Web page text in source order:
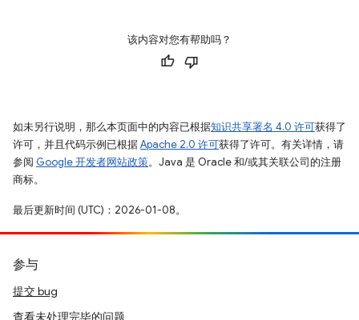
该内容对您有帮助吗？
如未另行说明，那么本页面中的内容已根据知识共享署名 4.0 许可获得了
许可，并且代码示例已根据Apache 2.0 许可获得了许可。有关详情，请
参阅 Google 开发者网站政策。Java 是 Oracle 和/或其关联公司的注册
商标。
最后更新时间 (UTC)：2026-01-08。
参与
提交 bug
查看未处理完毕的问题